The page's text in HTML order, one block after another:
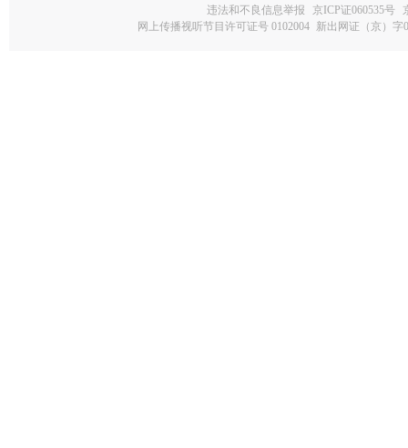
违法和不良信息举报 京ICP证060535号
网上传播视听节目许可证号 0102004 新出网证（京）